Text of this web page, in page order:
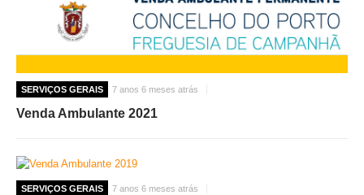
SERVIÇOS GERAIS 7 anos 6 meses atrás
Venda Ambulante 2021
SERVIÇOS GERAIS 7 anos 6 meses atrás